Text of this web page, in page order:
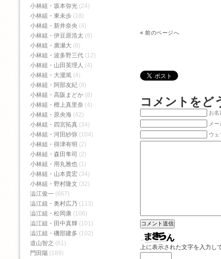
«前のページへ
コメントをど
お名
メ
ウェ
上に表示された文字を入力し
小林組・坂本弥光 (24)
小林組・東未歩 (18)
小林組・新井奈央 (4)
小林組・伊豆原浩太 (8)
小林組・廣瀬大 (8)
小林組・波多野三代 (12)
小林組・山田英理人 (4)
小林組・大瀧篤 (4)
小林組・阿部友紀 (8)
小林組・高阪まどか (8)
小林組・檀上真里奈 (4)
小林組・原央海 (42)
小林組・四宮拓真 (34)
小林組・河田紗弥 (104)
小林組・得津有明 (2)
小林組・森田隼司 (2)
小林組・用丸雅也 (1)
小林組・山本貴宏 (34)
小林組・野村隆文 (32)
澁江俊一 (667)
澁江組・奥村広乃 (113)
澁江組・松岡康 (106)
澁江組・田中真輝 (101)
澁江組・磯部建多 (102)
道山智之 (61)
門田陽 (189)